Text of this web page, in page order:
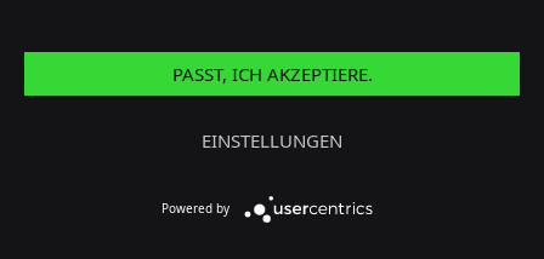
PASST, ICH AKZEPTIERE.
EINSTELLUNGEN
Powered by